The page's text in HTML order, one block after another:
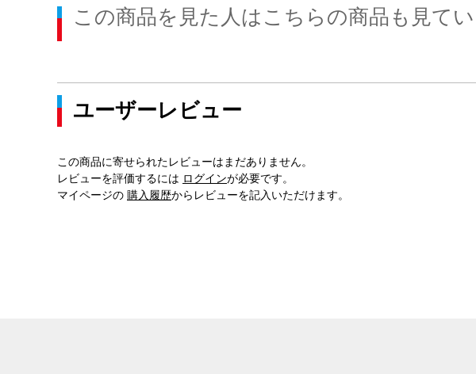
この商品を見た人はこちらの商品も見て
ユーザーレビュー
この商品に寄せられたレビューはまだありません。
レビューを評価するには ログインが必要です。
マイページの 購入履歴からレビューを記入いただけます。